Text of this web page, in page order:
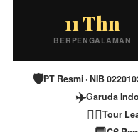
11 Thn
BERPENGALAMAN
🛡️PT Resmi · NIB
✈️Garuda
🧑‍✈️Tour